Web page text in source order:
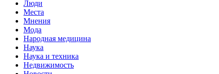
Люди
Места
Мнения
Мода
Народная медицина
Наука
Наука и техника
Недвижимость